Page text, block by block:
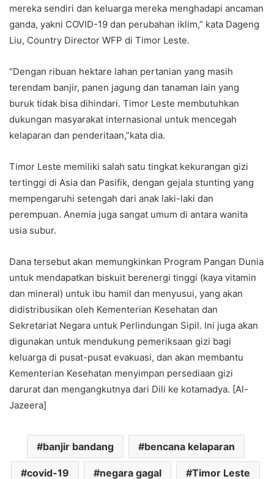
mereka sendiri dan keluarga mereka menghadapi ancaman
ganda, yakni COVID-19 dan perubahan iklim,” kata Dageng
Liu, Country Director WFP di Timor Leste.
“Dengan ribuan hektare lahan pertanian yang masih
terendam banjir, panen jagung dan tanaman lain yang
buruk tidak bisa dihindari. Timor Leste membutuhkan
dukungan masyarakat internasional untuk mencegah
kelaparan dan penderitaan,”kata dia.
Timor Leste memiliki salah satu tingkat kekurangan gizi
tertinggi di Asia dan Pasifik, dengan gejala stunting yang
mempengaruhi setengah dari anak laki-laki dan
perempuan. Anemia juga sangat umum di antara wanita
usia subur.
Dana tersebut akan memungkinkan Program Pangan Dunia
untuk mendapatkan biskuit berenergi tinggi (kaya vitamin
dan mineral) untuk ibu hamil dan menyusui, yang akan
didistribusikan oleh Kementerian Kesehatan dan
Sekretariat Negara untuk Perlindungan Sipil. Ini juga akan
digunakan untuk mendukung pemeriksaan gizi bagi
keluarga di pusat-pusat evakuasi, dan akan membantu
Kementerian Kesehatan menyimpan persediaan gizi
darurat dan mengangkutnya dari Dili ke kotamadya. [Al-
Jazeera]
banjir bandang bencana kelaparan
covid-19 negara gagal Timor Leste